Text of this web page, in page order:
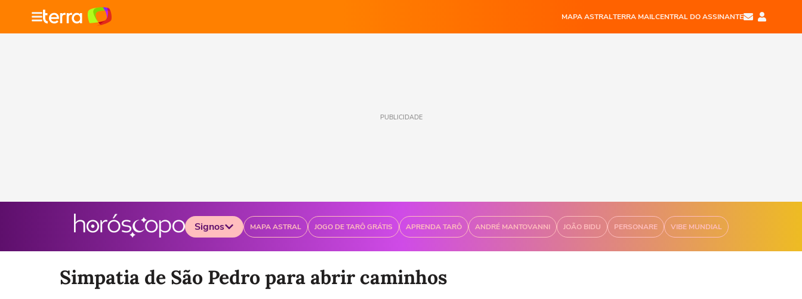
MAPA ASTRALTERRA MAILCENTRAL DO ASSINANTE
PUBLICIDADE
Signos MAPA ASTRAL JOGO DE TARÔ GRÁTIS APRENDA TARÔ ANDRÉ MANTOVANNI JOÃO BIDU PERSONARE VIBE MUNDIAL
Selecione o signo para ver as notícias
Simpatia de São Pedro para abrir caminhos